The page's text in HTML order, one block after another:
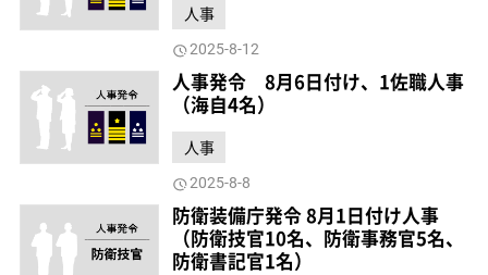
人事
2025-8-12
人事発令 8月6日付け、1佐職人事
（海自4名）
人事
2025-8-8
防衛装備庁発令 8月1日付け人事
（防衛技官10名、防衛事務官5名、
防衛書記官1名）